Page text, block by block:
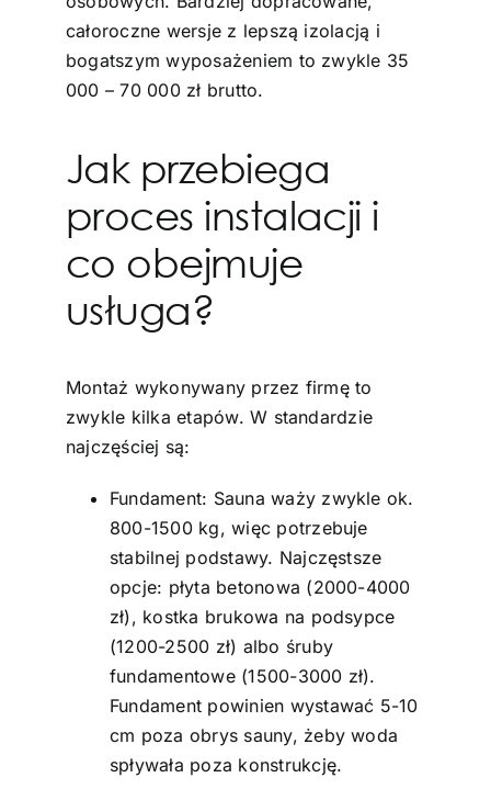
całoroczne wersje z lepszą izolacją i
bogatszym wyposażeniem to zwykle 35
000 – 70 000 zł brutto.
Jak przebiega
proces instalacji i
co obejmuje
usługa?
Montaż wykonywany przez firmę to
zwykle kilka etapów. W standardzie
najczęściej są:
Fundament: Sauna waży zwykle ok.
800-1500 kg, więc potrzebuje
stabilnej podstawy. Najczęstsze
opcje: płyta betonowa (2000-4000
zł), kostka brukowa na podsypce
(1200-2500 zł) albo śruby
fundamentowe (1500-3000 zł).
Fundament powinien wystawać 5-10
cm poza obrys sauny, żeby woda
spływała poza konstrukcję.